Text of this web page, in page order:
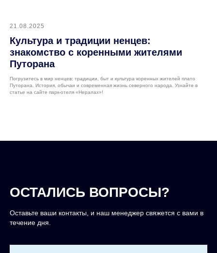
21.08.2025
Культура и традиции ненцев:
знакомство с коренными жителями
Путорана
Погрузитесь в мир ненцев: традиции, быт и культура коренных жителей плато
Путорана. История, обычаи и современная жизнь северного народа. Узнайте в
статье на сайте парк-отеля «Нералах»!
ОСТАЛИСЬ ВОПРОСЫ?
Оставьте ваши контакты, и наш менеджер свяжется с вами в
течение дня.